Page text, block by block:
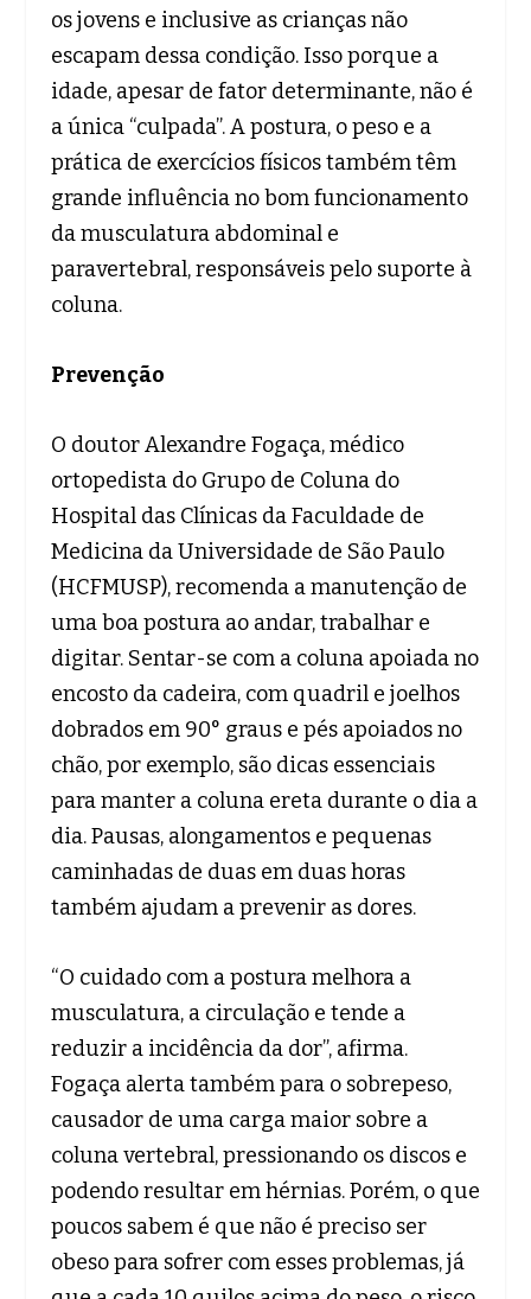
os jovens e inclusive as crianças não
escapam dessa condição. Isso porque a
idade, apesar de fator determinante, não é
a única “culpada”. A postura, o peso e a
prática de exercícios físicos também têm
grande influência no bom funcionamento
da musculatura abdominal e
paravertebral, responsáveis pelo suporte à
coluna.
Prevenção
O doutor Alexandre Fogaça, médico
ortopedista do Grupo de Coluna do
Hospital das Clínicas da Faculdade de
Medicina da Universidade de São Paulo
(HCFMUSP), recomenda a manutenção de
uma boa postura ao andar, trabalhar e
digitar. Sentar-se com a coluna apoiada no
encosto da cadeira, com quadril e joelhos
dobrados em 90° graus e pés apoiados no
chão, por exemplo, são dicas essenciais
para manter a coluna ereta durante o dia a
dia. Pausas, alongamentos e pequenas
caminhadas de duas em duas horas
também ajudam a prevenir as dores.
“O cuidado com a postura melhora a
musculatura, a circulação e tende a
reduzir a incidência da dor”, afirma.
Fogaça alerta também para o sobrepeso,
causador de uma carga maior sobre a
coluna vertebral, pressionando os discos e
podendo resultar em hérnias. Porém, o que
poucos sabem é que não é preciso ser
obeso para sofrer com esses problemas, já